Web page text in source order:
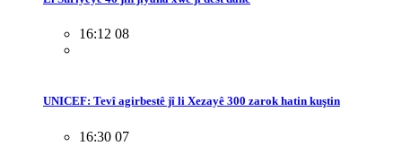
16:12 08
UNICEF: Tevî agirbestê jî li Xezayê 300 zarok hatin kuştin
16:30 07